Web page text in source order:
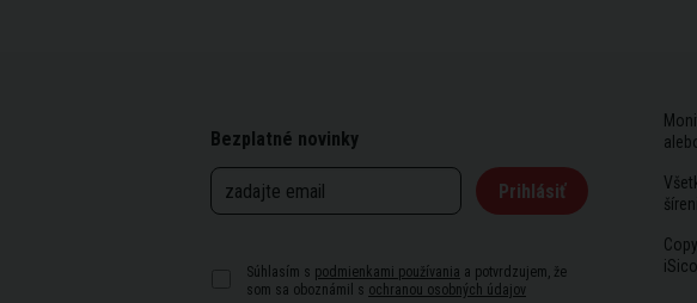
Bezplatné novinky
Prihlásiť
Súhlasím s podmienkami používania a potvrdzujem, že
som sa oboznámil s ochranou osobných údajov